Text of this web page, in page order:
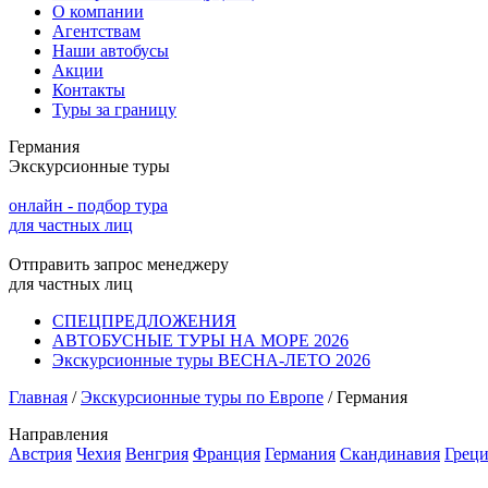
О компании
Агентствам
Наши автобусы
Акции
Контакты
Туры за границу
Германия
Экскурсионные туры
онлайн - подбор тура
для частных лиц
Отправить запрос менеджеру
для частных лиц
СПЕЦПРЕДЛОЖЕНИЯ
АВТОБУСНЫЕ ТУРЫ НА МОРЕ 2026
Экскурсионные туры ВЕСНА-ЛЕТО 2026
Главная /Экскурсионные туры по Европе /Германия
Направления
Австрия Чехия Венгрия Франция Германия Скандинавия